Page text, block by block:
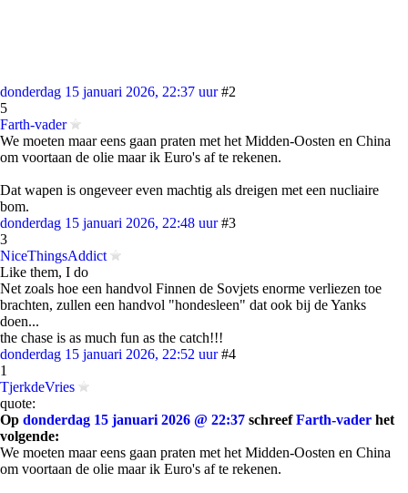
donderdag 15 januari 2026, 22:37 uur #2
5
Farth-vader
We moeten maar eens gaan praten met het Midden-Oosten en China
om voortaan de olie maar ik Euro's af te rekenen.
Dat wapen is ongeveer even machtig als dreigen met een nucliaire
bom.
donderdag 15 januari 2026, 22:48 uur #3
3
NiceThingsAddict
Like them, I do
Net zoals hoe een handvol Finnen de Sovjets enorme verliezen toe
brachten, zullen een handvol "hondesleen" dat ook bij de Yanks
doen...
the chase is as much fun as the catch!!!
donderdag 15 januari 2026, 22:52 uur #4
1
TjerkdeVries
quote:
Op donderdag 15 januari 2026 @ 22:37 schreefFarth-vader het
volgende:
We moeten maar eens gaan praten met het Midden-Oosten en China
om voortaan de olie maar ik Euro's af te rekenen.